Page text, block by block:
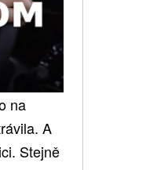
na
A
Stejně